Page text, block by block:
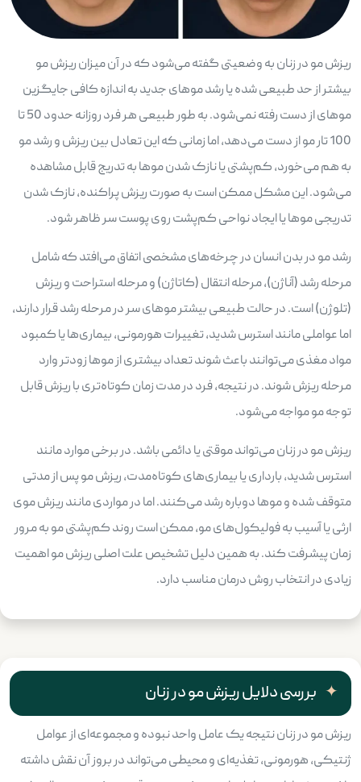
ریزش مو در زنان به وضعیتی گفته می‌شود که در آن میزان ریزش مو
بیشتر از حد طبیعی شده یا رشد موهای جدید به اندازه کافی جایگزین
موهای از دست رفته نمی‌شود. به طور طبیعی هر فرد روزانه حدود 50 تا
100 تار مو از دست می‌دهد، اما زمانی که این تعادل بین ریزش و رشد مو
به هم می‌خورد، کم‌پشتی یا نازک شدن موها به تدریج قابل مشاهده
می‌شود. این مشکل ممکن است به صورت ریزش پراکنده، نازک شدن
تدریجی موها یا ایجاد نواحی کم‌پشت روی پوست سر ظاهر شود.
رشد مو در بدن انسان در چرخه‌های مشخصی اتفاق می‌افتد که شامل
مرحله رشد (آناژن)، مرحله انتقال (کاتاژن) و مرحله استراحت و ریزش
(تلوژن) است. در حالت طبیعی بیشتر موهای سر در مرحله رشد قرار دارند،
اما عواملی مانند استرس شدید، تغییرات هورمونی، بیماری‌ها یا کمبود
مواد مغذی می‌توانند باعث شوند تعداد بیشتری از موها زودتر وارد
مرحله ریزش شوند. در نتیجه، فرد در مدت زمان کوتاه‌تری با ریزش قابل
توجه مو مواجه می‌شود.
ریزش مو در زنان می‌تواند موقتی یا دائمی باشد. در برخی موارد مانند
استرس شدید، بارداری یا بیماری‌های کوتاه‌مدت، ریزش مو پس از مدتی
متوقف شده و موها دوباره رشد می‌کنند. اما در مواردی مانند ریزش موی
ارثی یا آسیب به فولیکول‌های مو، ممکن است روند کم‌پشتی مو به مرور
زمان پیشرفت کند. به همین دلیل تشخیص علت اصلی ریزش مو اهمیت
زیادی در انتخاب روش درمان مناسب دارد.
بررسی دلایل ریزش مو در زنان
ریزش مو در زنان نتیجه یک عامل واحد نبوده و مجموعه‌ای از عوامل
ژنتیکی، هورمونی، تغذیه‌ای و محیطی می‌تواند در بروز آن نقش داشته